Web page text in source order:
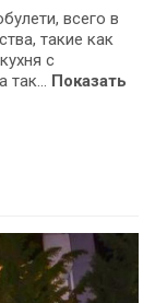
всего в
такие как
с
Показать